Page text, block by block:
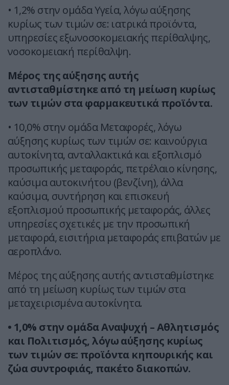
• 1,2% στην ομάδα Υγεία, λόγω αύξησης
κυρίως των τιμών σε: ιατρικά προϊόντα,
υπηρεσίες εξωνοσοκομειακής περίθαλψης,
νοσοκομειακή περίθαλψη.
Μέρος της αύξησης αυτής
αντισταθμίστηκε από τη μείωση κυρίως
των τιμών στα φαρμακευτικά προϊόντα.
• 10,0% στην ομάδα Μεταφορές, λόγω
αύξησης κυρίως των τιμών σε: καινούργια
αυτοκίνητα, ανταλλακτικά και εξοπλισμό
προσωπικής μεταφοράς, πετρέλαιο κίνησης,
καύσιμα αυτοκινήτου (βενζίνη), άλλα
καύσιμα, συντήρηση και επισκευή
εξοπλισμού προσωπικής μεταφοράς, άλλες
υπηρεσίες σχετικές με την προσωπική
μεταφορά, εισιτήρια μεταφοράς επιβατών με
αεροπλάνο.
Μέρος της αύξησης αυτής αντισταθμίστηκε
από τη μείωση κυρίως των τιμών στα
μεταχειρισμένα αυτοκίνητα.
• 1,0% στην ομάδα Αναψυχή – Αθλητισμός
και Πολιτισμός, λόγω αύξησης κυρίως
των τιμών σε: προϊόντα κηπουρικής και
ζώα συντροφιάς, πακέτο διακοπών.